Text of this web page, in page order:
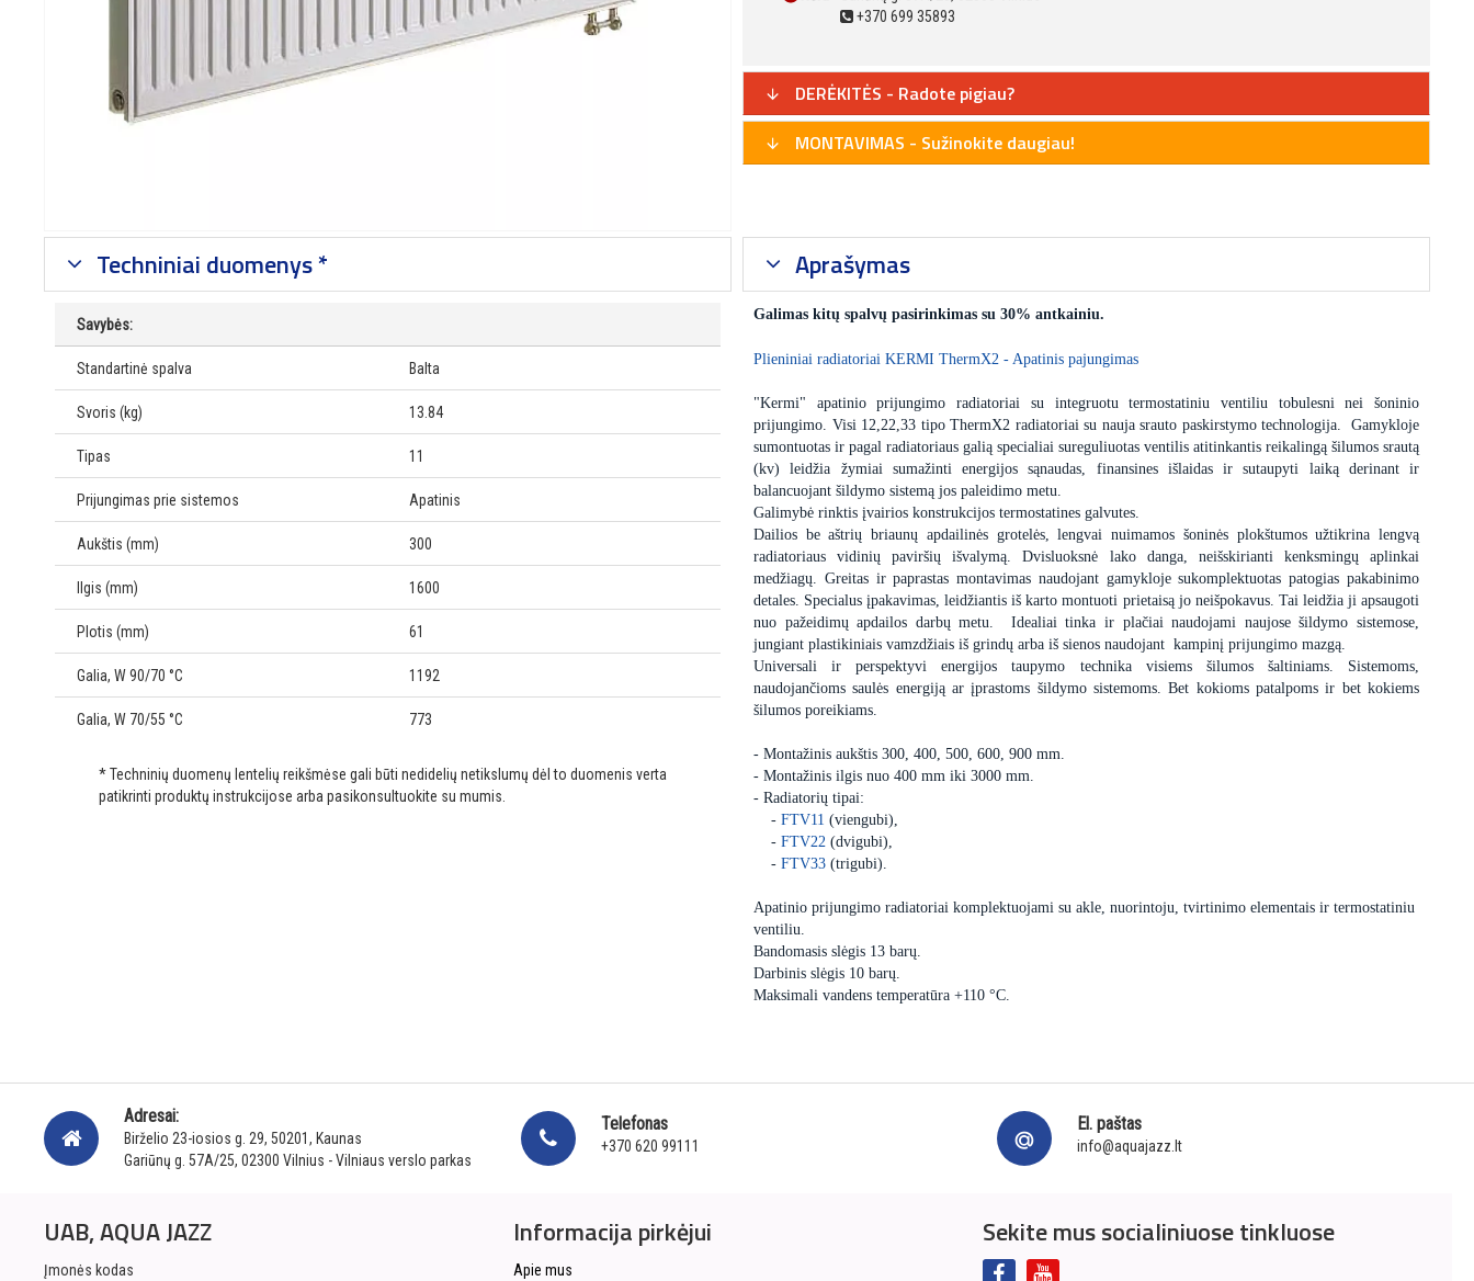
+370 699 35893
DERĖKITĖS - Radote pigiau?
MONTAVIMAS - Sužinokite daugiau!
Techniniai duomenys *
Savybės:
Standartinė spalva Balta
Svoris (kg) 13.84
Tipas 11
Prijungimas prie sistemos Apatinis
Aukštis (mm) 300
Ilgis (mm) 1600
Plotis (mm) 61
Galia, W 90/70 °C 1192
Galia, W 70/55 °C 773
* Techninių duomenų lentelių reikšmėse gali būti nedidelių netikslumų dėl to duomenis verta
patikrinti produktų instrukcijose arba pasikonsultuokite su mumis.
Aprašymas
Galimas kitų spalvų pasirinkimas su 30% antkainiu.
Plieniniai radiatoriai KERMI ThermX2 - Apatinis pajungimas
"Kermi" apatinio prijungimo radiatoriai su integruotu termostatiniu ventiliu tobulesni nei šoninio
prijungimo. Visi 12,22,33 tipo ThermX2 radiatoriai su nauja srauto paskirstymo technologija. Gamykloje
sumontuotas ir pagal radiatoriaus galią specialiai sureguliuotas ventilis atitinkantis reikalingą šilumos srautą
(kv) leidžia žymiai sumažinti energijos sąnaudas, finansines išlaidas ir sutaupyti laiką derinant ir
balancuojant šildymo sistemą jos paleidimo metu.
Galimybė rinktis įvairios konstrukcijos termostatines galvutes.
Dailios be aštrių briaunų apdailinės grotelės, lengvai nuimamos šoninės plokštumos užtikrina lengvą
radiatoriaus vidinių paviršių išvalymą. Dvisluoksnė lako danga, neišskirianti kenksmingų aplinkai
medžiagų. Greitas ir paprastas montavimas naudojant gamykloje sukomplektuotas patogias pakabinimo
detales. Specialus įpakavimas, leidžiantis iš karto montuoti prietaisą jo neišpokavus. Tai leidžia ji apsaugoti
nuo pažeidimų apdailos darbų metu. Idealiai tinka ir plačiai naudojami naujose šildymo sistemose,
jungiant plastikiniais vamzdžiais iš grindų arba iš sienos naudojant kampinį prijungimo mazgą.
Universali ir perspektyvi energijos taupymo technika visiems šilumos šaltiniams. Sistemoms,
naudojančioms saulės energiją ar įprastoms šildymo sistemoms. Bet kokioms patalpoms ir bet kokiems
šilumos poreikiams.
- Montažinis aukštis 300, 400, 500, 600, 900 mm.
- Montažinis ilgis nuo 400 mm iki 3000 mm.
- Radiatorių tipai:
- FTV11 (viengubi),
- FTV22 (dvigubi),
- FTV33 (trigubi).
Apatinio prijungimo radiatoriai komplektuojami su akle, nuorintoju, tvirtinimo elementais ir termostatiniu
ventiliu.
Bandomasis slėgis 13 barų.
Darbinis slėgis 10 barų.
Maksimali vandens temperatūra +110 °C.
Adresai:
Birželio 23-iosios g. 29, 50201, Kaunas
Gariūnų g. 57A/25, 02300 Vilnius - Vilniaus verslo parkas
Telefonas
+370 620 99111
El. paštas
info@aquajazz.lt
UAB, AQUA JAZZ
Įmonės kodas
Informacija pirkėjui
Apie mus
Sekite mus socialiniuose tinkluose